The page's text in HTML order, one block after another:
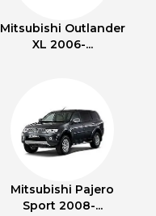
Mitsubishi Outlander
XL 2006-...
Mitsubishi Pajero
Sport 2008-...